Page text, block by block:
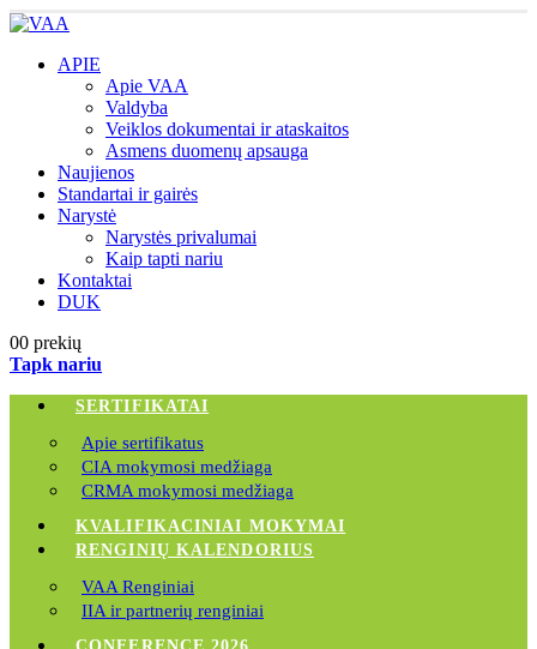
APIE
Apie VAA
Valdyba
Veiklos dokumentai ir ataskaitos
Asmens duomenų apsauga
Naujienos
Standartai ir gairės
Narystė
Narystės privalumai
Kaip tapti nariu
Kontaktai
DUK
00 prekių
Tapk nariu
SERTIFIKATAI
Apie sertifikatus
CIA mokymosi medžiaga
CRMA mokymosi medžiaga
KVALIFIKACINIAI MOKYMAI
RENGINIŲ KALENDORIUS
VAA Renginiai
IIA ir partnerių renginiai